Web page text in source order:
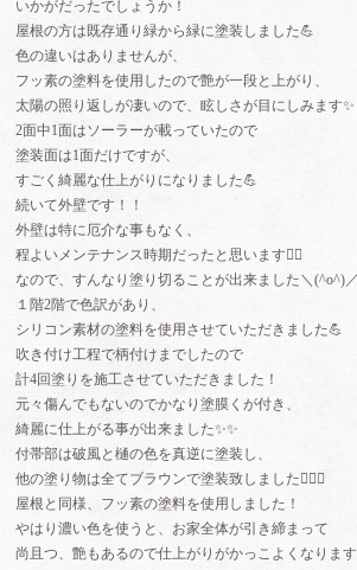
いかがだったでしょうか！
屋根の方は既存通り緑から緑に塗装しました💪
色の違いはありませんが、
フッ素の塗料を使用したので艶が一段と上がり、
太陽の照り返しが凄いので、眩しさが目にしみます✨
2面中1面はソーラーが載っていたので
塗装面は1面だけですが、
すごく綺麗な仕上がりになりました💪
続いて外壁です！！
外壁は特に厄介な事もなく、
程よいメンテナンス時期だったと思います🙇‍♂️
なので、すんなり塗り切ることが出来ました＼(^o^)／
１階2階で色訳があり、
シリコン素材の塗料を使用させていただきました💪
吹き付け工程で柄付けまでしたので
計4回塗りを施工させていただきました！
元々傷んでもないのでかなり塗膜くが付き、
綺麗に仕上がる事が出来ました✨✨
付帯部は破風と樋の色を真逆に塗装し、
他の塗り物は全てブラウンで塗装致しました🙆🏻‍♀️
屋根と同様、フッ素の塗料を使用しました！
やはり濃い色を使うと、お家全体が引き締まって
尚且つ、艶もあるので仕上がりがかっこよくなりま